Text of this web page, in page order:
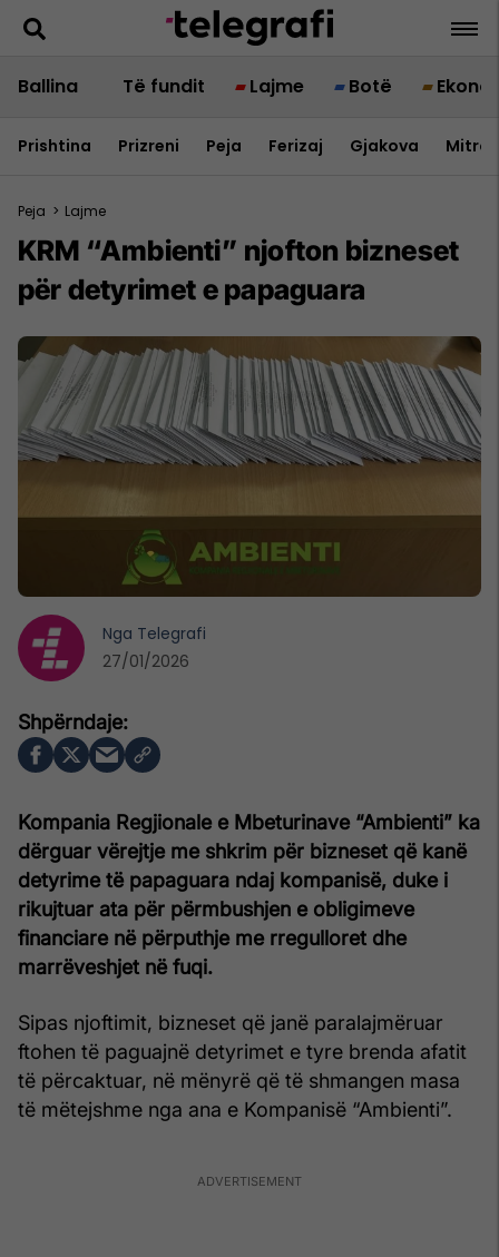
Ballina Të fundit Lajme Botë
Prishtina Prizreni Peja Ferizaj Gjakova
Peja > Lajme
KRM “Ambienti” njofton bizneset
për detyrimet e papaguara
Kompania Regjionale e Mbeturinave “Ambienti” ka
dërguar vërejtje me shkrim për bizneset që kanë
detyrime të papaguara ndaj kompanisë, duke i
rikujtuar ata për përmbushjen e obligimeve
financiare në përputhje me rregulloret dhe
marrëveshjet në fuqi.
Sipas njoftimit, bizneset që janë paralajmëruar
ftohen të paguajnë detyrimet e tyre brenda afatit
të përcaktuar, në mënyrë që të shmangen masa
të mëtejshme nga ana e Kompanisë “Ambienti”.
Nga Telegrafi
27/01/2026